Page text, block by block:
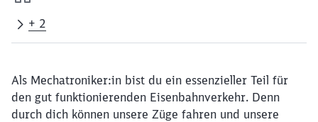
+ 2
Als Mechatroniker:in bist du ein essenzieller Teil für
den gut funktionierenden Eisenbahnverkehr. Denn
durch dich können unsere Züge fahren und unsere